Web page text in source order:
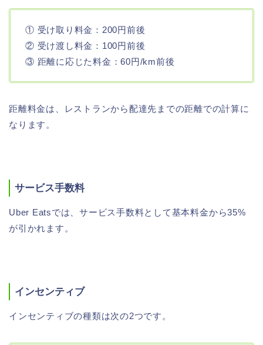
① 受け取り料金：200円前後
② 受け渡し料金：100円前後
③ 距離に応じた料金：60円/km前後
距離料金は、レストランから配達先までの距離での計算に
なります。
サービス手数料
Uber Eatsでは、サービス手数料として基本料金から35%
が引かれます。
インセンティブ
インセンティブの種類は次の2つです。